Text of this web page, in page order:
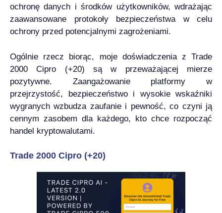
ochronę danych i środków użytkowników, wdrażając
zaawansowane protokoły bezpieczeństwa w celu
ochrony przed potencjalnymi zagrożeniami.
Ogólnie rzecz biorąc, moje doświadczenia z Trade
2000 Cipro (+20) są w przeważającej mierze
pozytywne. Zaangażowanie platformy w
przejrzystość, bezpieczeństwo i wysokie wskaźniki
wygranych wzbudza zaufanie i pewność, co czyni ją
cennym zasobem dla każdego, kto chce rozpocząć
handel kryptowalutami.
Trade 2000 Cipro (+20)